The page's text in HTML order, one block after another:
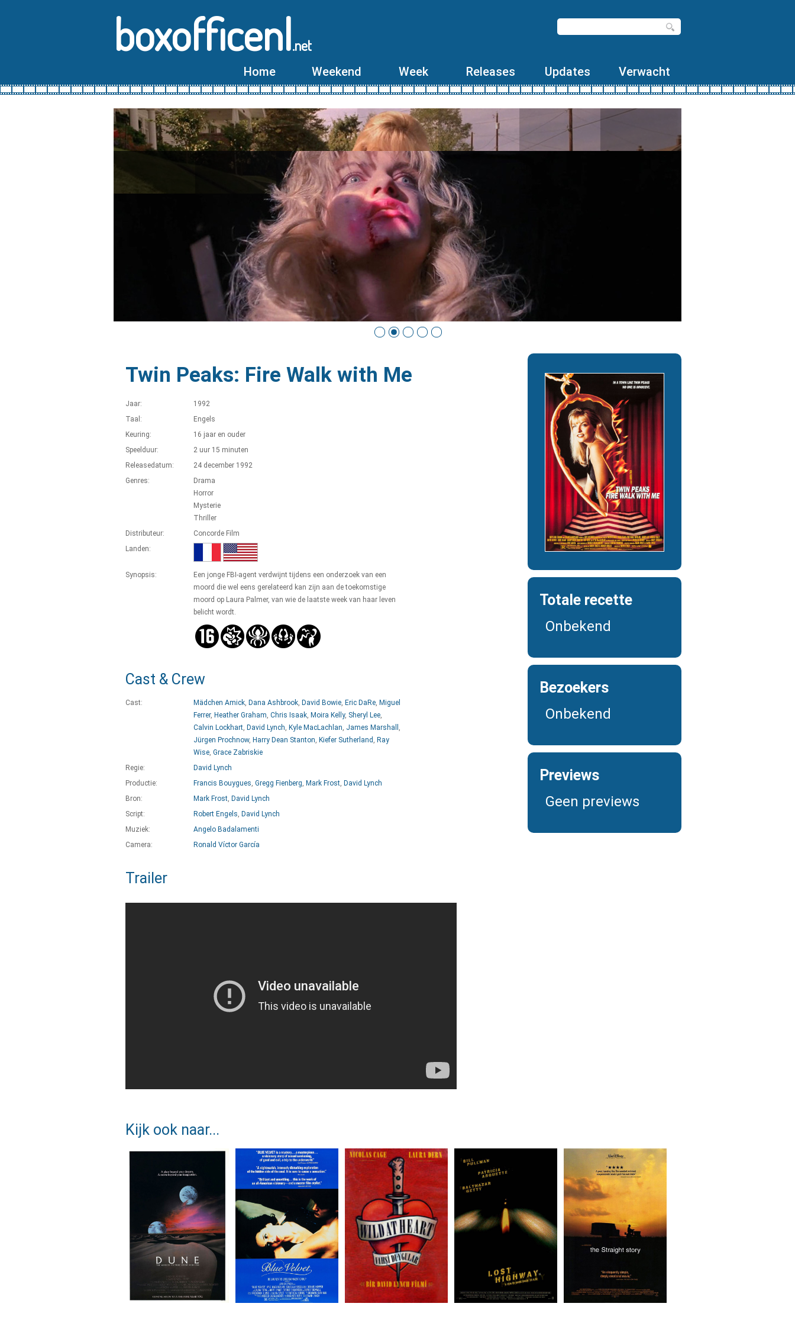
boxofficenl.net
Home Weekend Week Releases Updates Verwacht
Twin Peaks: Fire Walk with Me
Jaar:
1992
Taal:
Engels
Keuring:
16 jaar en ouder
Speelduur:
2 uur 15 minuten
Releasedatum:
24 december 1992
Genres:
Drama
Horror
Mysterie
Thriller
Distributeur:
Concorde Film
Landen:
Synopsis:
Een jonge FBI-agent verdwijnt tijdens een onderzoek van een
moord die wel eens gerelateerd kan zijn aan de toekomstige
moord op Laura Palmer, van wie de laatste week van haar leven
belicht wordt.
Cast & Crew
Cast: Mädchen Amick, Dana Ashbrook, David Bowie, Eric DaRe, Miguel
Ferrer, Heather Graham, Chris Isaak, Moira Kelly, Sheryl Lee,
Calvin Lockhart, David Lynch, Kyle MacLachlan, James Marshall ,
Jürgen Prochnow, Harry Dean Stanton, Kiefer Sutherland , Ray
Wise, Grace Zabriskie
Regie:
David Lynch
Productie:
Francis Bouygues, Gregg Fienberg, Mark Frost, David Lynch
Bron:
Mark Frost, David Lynch
Script:
Robert Engels, David Lynch
Muziek:
Angelo Badalamenti
Camera:
Ronald Víctor García
Trailer
Totale recette
Onbekend
Bezoekers
Onbekend
Previews
Geen previews
Kijk ook naar...